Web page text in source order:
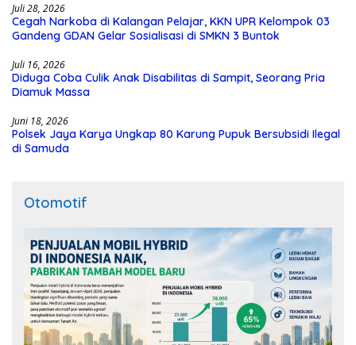
Juli 28, 2026
Cegah Narkoba di Kalangan Pelajar, KKN UPR Kelompok 03
Gandeng GDAN Gelar Sosialisasi di SMKN 3 Buntok
Juli 16, 2026
Diduga Coba Culik Anak Disabilitas di Sampit, Seorang Pria
Diamuk Massa
Juni 18, 2026
Polsek Jaya Karya Ungkap 80 Karung Pupuk Bersubsidi Ilegal
di Samuda
Otomotif